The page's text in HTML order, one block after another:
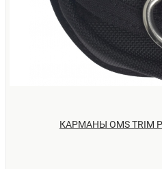
КАРМАНЫ OMS TRIM